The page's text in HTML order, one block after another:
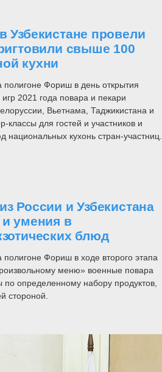
Узбекистане провели
свыше 100
кухни
полигоне Фориш в день открытия
2021 года повара и пекари
Вьетнама, Таджикистана и
классы для гостей и участников и
национальных кухонь стран-участниц.
России и Узбекистана
умения в
блюд
полигоне Фориш в ходе второго этапа
меню» военные повара
определенному набору продуктов,
стороной.